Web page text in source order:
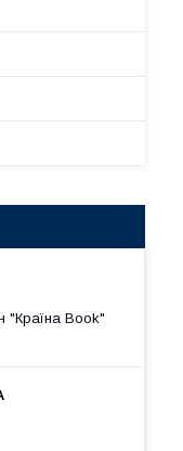
"Країна Book"